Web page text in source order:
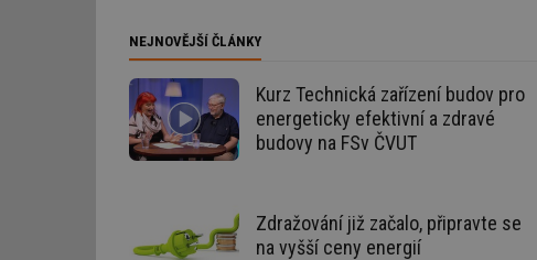
NEJNOVĚJŠÍ ČLÁNKY
Kurz Technická zařízení budov pro
energeticky efektivní a zdravé
budovy na FSv ČVUT
Zdražování již začalo, připravte se
na vyšší ceny energií
_hjIncludedInSessionSample
id
id